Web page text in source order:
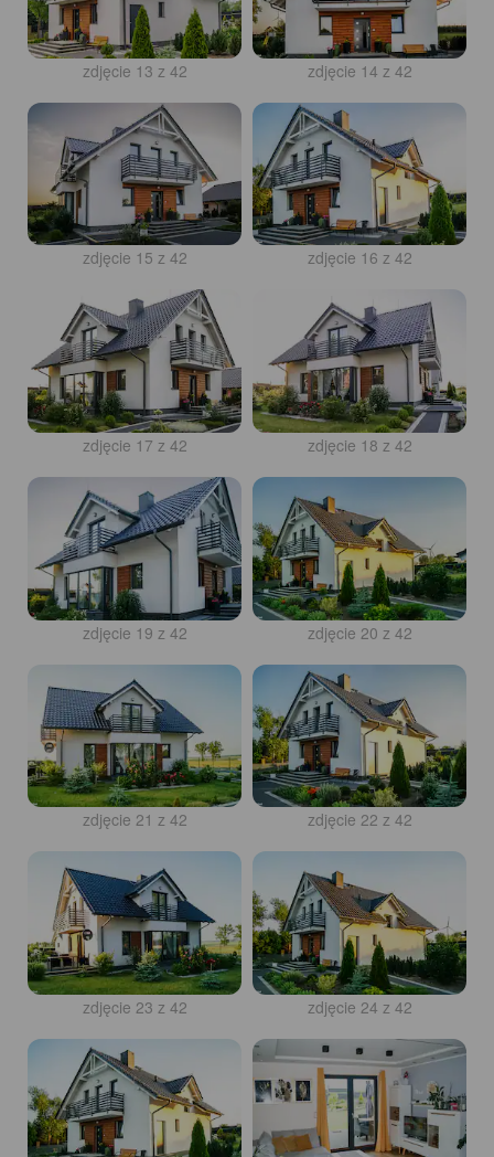
zdjęcie 13 z 42 zdjęcie 14 z 42
zdjęcie 15 z 42 zdjęcie 16 z 42
zdjęcie 17 z 42 zdjęcie 18 z 42
zdjęcie 19 z 42 zdjęcie 20 z 42
zdjęcie 21 z 42 zdjęcie 22 z 42
zdjęcie 23 z 42 zdjęcie 24 z 42